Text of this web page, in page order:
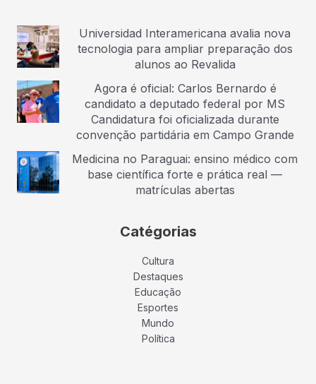
Universidad Interamericana avalia nova
tecnologia para ampliar preparação dos
alunos ao Revalida
Agora é oficial: Carlos Bernardo é
candidato a deputado federal por MS
Candidatura foi oficializada durante
convenção partidária em Campo Grande
Medicina no Paraguai: ensino médico com
base científica forte e prática real —
matrículas abertas
Catégorias
Cultura
Destaques
Educação
Esportes
Mundo
Política